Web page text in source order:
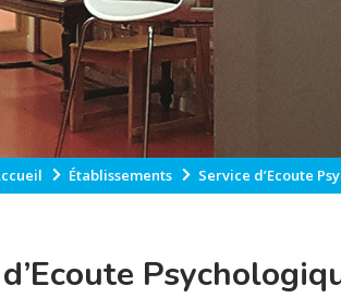
Établissements Service d’Ecoute